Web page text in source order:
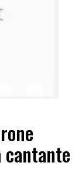
cantante